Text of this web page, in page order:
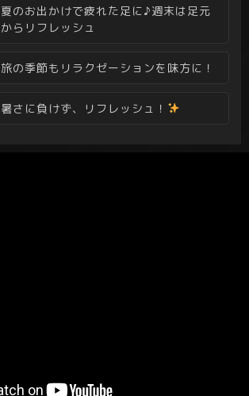
夏のお出かけで疲れた足に♪週末は足元
からリフレッシュ
旅の季節もリラクゼーションを味方に！
暑さに負けず、リフレッシュ！